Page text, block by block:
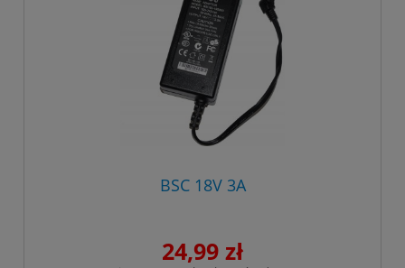
BSC 18V 3A
24,99 zł